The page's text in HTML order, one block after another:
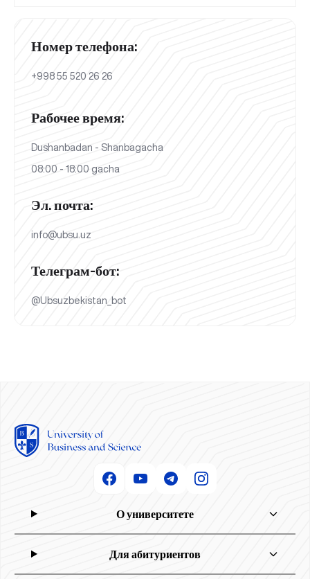
Номер телефона:
+998 55 520 26 26
Рабочее время:
Dushanbadan - Shanbagacha
08:00 - 18:00 gacha
Эл. почта:
info@ubsu.uz
Телеграм-бот:
@Ubsuzbekistan_bot
О университете
Для абитуриентов